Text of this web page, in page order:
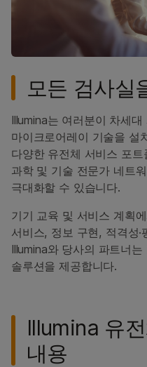
모든 검사실
Illumina는 여러분이 차세
마이크로어레이 기술을 설
다양한 유전체 서비스 포
과학 및 기술 전문가 네트
극대화할 수 있습니다.
기기 교육 및 서비스 계획
서비스, 정보 구현, 적격성
Illumina와 당사의 파트너
솔루션을 제공합니다.
Illumina 유
내용